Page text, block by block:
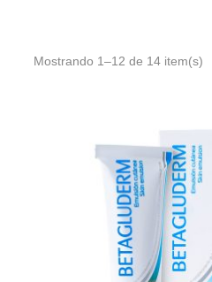
Mostrando 1–12 de 14 item(s)